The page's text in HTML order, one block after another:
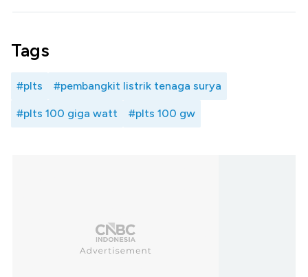
Tags
#plts #pembangkit listrik tenaga surya
#plts 100 giga watt #plts 100 gw